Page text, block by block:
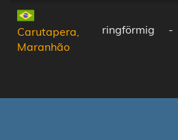
Carutapera,
Maranhão
ringförmig -